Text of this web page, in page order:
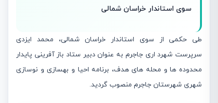
سوی استاندار خراسان شمالی
طی حکمی از سوی استاندار خراسان شمالی، محمد ایزدی
سرپرست شهرد اری جاجرم به عنوان دبیر ستاد باز آفرینی پایدار
محدوده ها و محله های هدف، برنامه احیا و بهسازی و نوسازی
شهری شهرستان جاجرم منصوب گردید.